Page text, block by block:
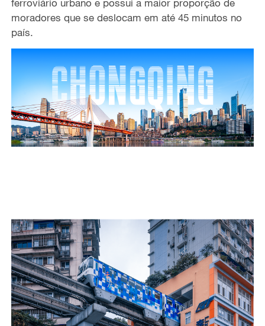
ferroviário urbano e possui a maior proporção de
moradores que se deslocam em até 45 minutos no
país.